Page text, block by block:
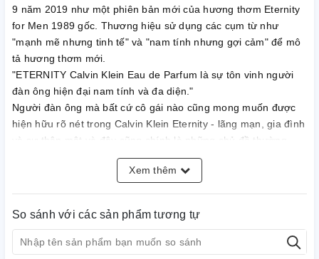
9 năm 2019 như một phiên bản mới của hương thơm Eternity
for Men 1989 gốc. Thương hiệu sử dụng các cụm từ như
"mạnh mẽ nhưng tinh tế" và "nam tính nhưng gợi cảm" để mô
tả hương thơm mới.
"ETERNITY Calvin Klein Eau de Parfum là sự tôn vinh người
đàn ông hiện đại nam tính và đa diện."
Người đàn ông mà bất cứ cô gái nào cũng mong muốn được
hiện hữu rõ nét trong Calvin Klein Eternity - lãng mạn, gia đình
và sự thân mật và đây cũng chính là những chủ đề thường
trực của dòng Eternity. Hương thơm vẫn giữ nguyên bản chất
Fougère đặc trưng của bản gốc, nhưng thêm một nốt hương
phần, và hương da lộn mang lại sự sang trọng, một dấu vết
mạnh mẽ cho lớp nền.
Xem thêm
So sánh với các sản phẩm tương tự